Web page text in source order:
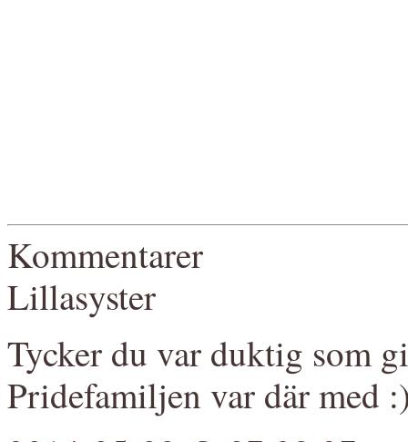
Kommentarer
Lillasyster
Tycker du var duktig som
Pridefamiljen var där med